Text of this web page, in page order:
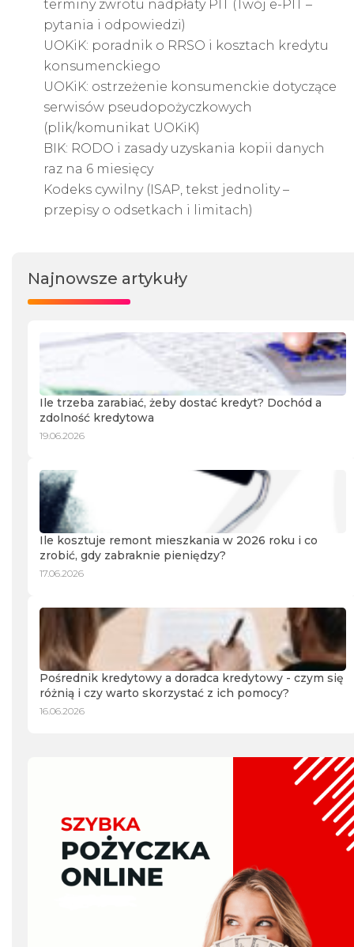
terminy zwrotu nadpłaty PIT (Twój e-PIT –
pytania i odpowiedzi)
UOKiK: poradnik o RRSO i kosztach kredytu
konsumenckiego
UOKiK: ostrzeżenie konsumenckie dotyczące
serwisów pseudopożyczkowych
(plik/komunikat UOKiK)
BIK: RODO i zasady uzyskania kopii danych
raz na 6 miesięcy
Kodeks cywilny (ISAP, tekst jednolity –
przepisy o odsetkach i limitach)
Najnowsze artykuły
Ile trzeba zarabiać, żeby dostać kredyt? Dochód a
zdolność kredytowa
19.06.2026
Ile kosztuje remont mieszkania w 2026 roku i co
zrobić, gdy zabraknie pieniędzy?
17.06.2026
Pośrednik kredytowy a doradca kredytowy - czym się
różnią i czy warto skorzystać z ich pomocy?
16.06.2026